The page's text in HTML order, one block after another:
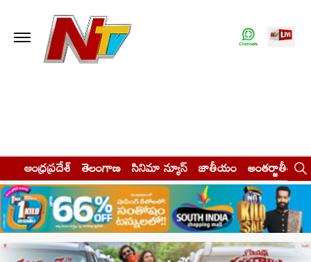
ఆంధ్రప్రదేశ్ తెలంగాణ సినిమా న్యూస్ జాతీయం అంతర్జాతీయం